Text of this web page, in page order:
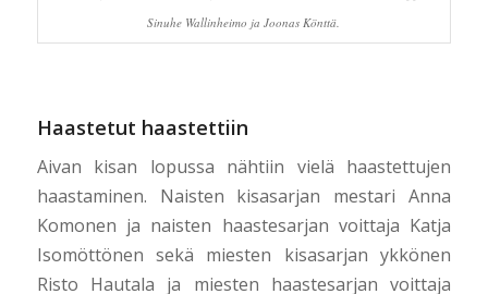
Sinuhe Wallinheimo ja Joonas Könttä.
Haastetut haastettiin
Aivan kisan lopussa nähtiin vielä haastettujen
haastaminen. Naisten kisasarjan mestari Anna
Komonen ja naisten haastesarjan voittaja Katja
Isomöttönen sekä miesten kisasarjan ykkönen
Risto Hautala ja miesten haastesarjan voittaja